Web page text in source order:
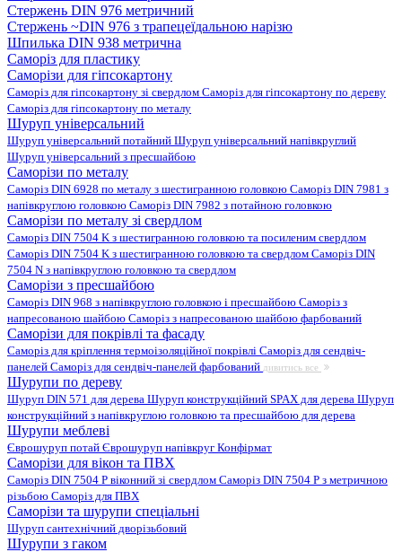
Стержень DIN 976 метричний
Стержень ~DIN 976 з трапецеїдальною нарізю
Шпилька DIN 938 метрична
Саморіз для пластику
Саморізи для гіпсокартону
Саморіз для гіпсокартону зі свердлом Саморіз для гіпсокартону по дереву
Саморіз для гіпсокартону по металу
Шуруп універсальний
Шуруп універсальний потайний Шуруп універсальний напівкруглий
Шуруп універсальний з пресшайбою
Саморізи по металу
Саморіз DIN 6928 по металу з шестигранною головкою Саморіз DIN 7981 з
напівкруглою головкою Саморіз DIN 7982 з потайною головкою
Саморізи по металу зі свердлом
Саморіз DIN 7504 K з шестигранною головкою та посиленим свердлом
Саморіз DIN 7504 K з шестигранною головкою та свердлом Саморіз DIN
7504 N з напівкруглою головкою та свердлом
Саморізи з пресшайбою
Саморіз DIN 968 з напівкруглою головкою і пресшайбою Саморіз з
напресованою шайбою Саморіз з напресованою шайбою фарбований
Саморізи для покрівлі та фасаду
Саморіз для кріплення термоізоляційної покрівлі Саморіз для сендвіч-
панелей Саморіз для сендвіч-панелей фарбований дивитись все
Шурупи по дереву
Шуруп DIN 571 для дерева Шуруп конструкційний SPAX для дерева Шуруп
конструкційний з напівкруглою головкою та пресшайбою для дерева
Шурупи меблеві
Єврошуруп потай Єврошуруп напівкруг Конфірмат
Саморізи для вікон та ПВХ
Саморіз DIN 7504 P віконний зі свердлом Саморіз DIN 7504 P з метричною
різьбою Саморіз для ПВХ
Саморізи та шурупи спеціальні
Шуруп сантехнічний дворізьбовий
Шурупи з гаком